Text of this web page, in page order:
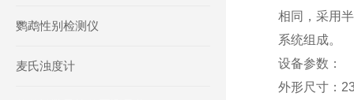
相同，采用
系统组成。
设备参数：
外形尺寸：
鹦鹉性别检测仪
麦氏浊度计